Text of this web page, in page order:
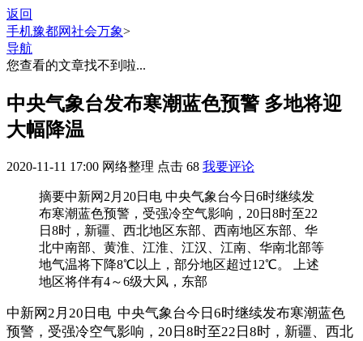
返回
手机豫都网社会万象>
导航
您查看的文章找不到啦...
中央气象台发布寒潮蓝色预警 多地将迎
大幅降温
2020-11-11 17:00 网络整理 点击 68 我要评论
摘要中新网2月20日电 中央气象台今日6时继续发
布寒潮蓝色预警，受强冷空气影响，20日8时至22
日8时，新疆、西北地区东部、西南地区东部、华
北中南部、黄淮、江淮、江汉、江南、华南北部等
地气温将下降8℃以上，部分地区超过12℃。 上述
地区将伴有4～6级大风，东部
中新网2月20日电 中央气象台今日6时继续发布寒潮蓝色
预警，受强冷空气影响，20日8时至22日8时，新疆、西北